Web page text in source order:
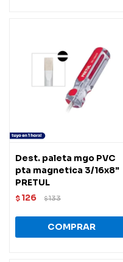
Dest. paleta mgo PVC
pta magnetica 3/16x8"
PRETUL
$ 126 $133